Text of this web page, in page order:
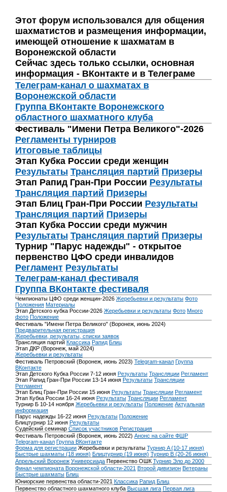
Этот форум использовался для общения
шахматистов и размещения информации,
имеющей отношение к шахматам в
Воронежской области
Сейчас здесь только ссылки, основная
информация - ВКонтакте и в Телеграме
Телеграм-канал о шахматах в
Воронежской области
Группа ВКонтакте Воронежского
областного шахматного клуба
Фестиваль "Имени Петра Великого"-2026
Регламенты турниров
Итоговые таблицы
Этап Кубка России среди женщин
Результаты Трансляция партий Призеры
Этап Рапид Гран-При России Результаты
Трансляция партий Призеры
Этап Блиц Гран-При России Результаты
Трансляция партий Призеры
Этап Кубка России среди мужчин
Результаты Трансляция партий Призеры
Турнир "Парус надежды" - открытое
первенство ЦФО среди инвалидов
Регламент Результаты
Телеграм-канал фестиваля
Группа ВКонтакте фестиваля
Чемпионаты ЦФО среди женщин-2026 Жеребьевки и результаты Фото
Положения Материалы
Этап Детского кубка России-2026 Жеребьевки и результаты Фото Много
фото Положение
Фестиваль "Имени Петра Великого" (Воронеж, июнь 2024)
Предварительная регистрация
Жеребьевки, результаты, списки заявок
Трансляция партий Классика Рапид Блиц
Этап ДКР (Воронеж, май 2024)
Жеребьевки и результаты
Фестиваль Петровский (Воронеж, июнь 2023) Telegram-канал Группа
ВКонтакте
Этап Детского Кубка России 7-12 июня Результаты Трансляции Регламент
Этап Рапид Гран-При России 13-14 июня Результаты Трансляции
Регламент
Этап Блиц Гран-При России 15 июня Результаты Трансляции Регламент
Этап Кубка России 16-24 июня Результаты Трансляции Регламент
Турнир Б 10-14 ноября Жеребьевки и результаты Положение Актуальная
информация
Парус надежды 16-22 июня Результаты Положение
Блицтурнир 12 июня Результаты
Судейский семинар Список участников Регистрация
Фестиваль Петровский (Воронеж, июнь 2022) Анонс на сайте ФШР
Telegram-канал Группа ВКонтакте
Форма для регистрации Жеребьевки и результаты Турнир A (10-17 июня)
Быстрые шахматы (18 июня) Блицтурнир (19 июня) Турнир B (20-26 июня)
Апрельский Воронеж Универсиада Первенство ОШК Турнир Эло до 2000
Финал чемпионата Воронежской области-2021 Второй дивизион Ветераны
Быстрые шахматы Блиц
Юниорские первенства области-2021 Классика Рапид Блиц
Первенство областного шахматного клуба Высшая лига Первая лига